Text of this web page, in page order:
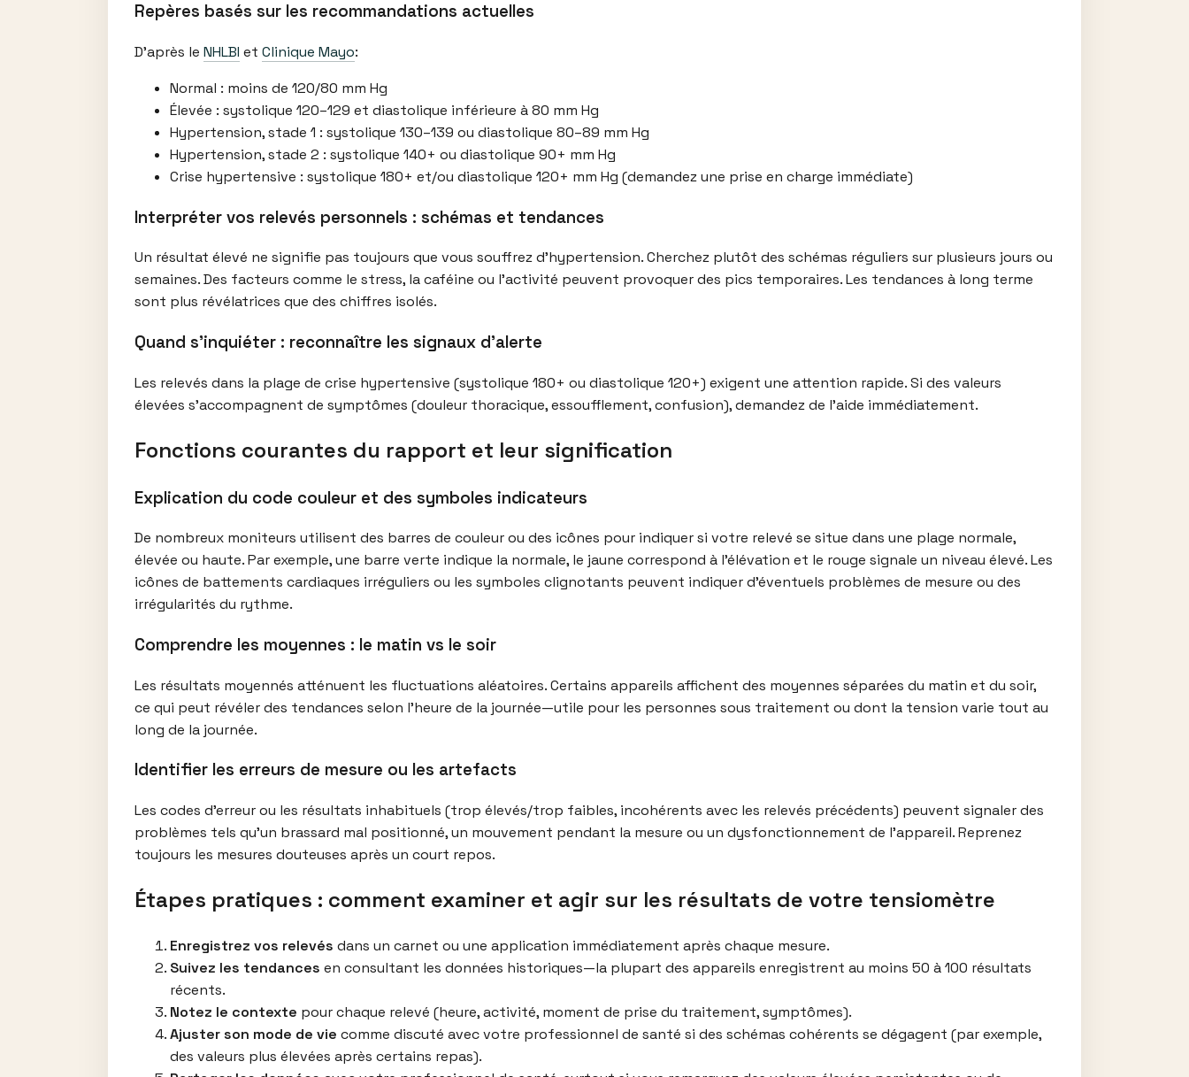
Repères basés sur les recommandations actuelles
D’après le NHLBI et Clinique Mayo:
Normal : moins de 120/80 mm Hg
Élevée : systolique 120–129 et diastolique inférieure à 80 mm Hg
Hypertension, stade 1 : systolique 130–139 ou diastolique 80–89 mm Hg
Hypertension, stade 2 : systolique 140+ ou diastolique 90+ mm Hg
Crise hypertensive : systolique 180+ et/ou diastolique 120+ mm Hg (demandez une prise en charge immédiate)
Interpréter vos relevés personnels : schémas et tendances
Un résultat élevé ne signifie pas toujours que vous souffrez d’hypertension. Cherchez plutôt des schémas réguliers sur plusieurs jours ou
semaines. Des facteurs comme le stress, la caféine ou l’activité peuvent provoquer des pics temporaires. Les tendances à long terme
sont plus révélatrices que des chiffres isolés.
Quand s’inquiéter : reconnaître les signaux d’alerte
Les relevés dans la plage de crise hypertensive (systolique 180+ ou diastolique 120+) exigent une attention rapide. Si des valeurs
élevées s’accompagnent de symptômes (douleur thoracique, essoufflement, confusion), demandez de l’aide immédiatement.
Fonctions courantes du rapport et leur signification
Explication du code couleur et des symboles indicateurs
De nombreux moniteurs utilisent des barres de couleur ou des icônes pour indiquer si votre relevé se situe dans une plage normale,
élevée ou haute. Par exemple, une barre verte indique la normale, le jaune correspond à l’élévation et le rouge signale un niveau élevé. Les
icônes de battements cardiaques irréguliers ou les symboles clignotants peuvent indiquer d’éventuels problèmes de mesure ou des
irrégularités du rythme.
Comprendre les moyennes : le matin vs le soir
Les résultats moyennés atténuent les fluctuations aléatoires. Certains appareils affichent des moyennes séparées du matin et du soir,
ce qui peut révéler des tendances selon l’heure de la journée—utile pour les personnes sous traitement ou dont la tension varie tout au
long de la journée.
Identifier les erreurs de mesure ou les artefacts
Les codes d’erreur ou les résultats inhabituels (trop élevés/trop faibles, incohérents avec les relevés précédents) peuvent signaler des
problèmes tels qu’un brassard mal positionné, un mouvement pendant la mesure ou un dysfonctionnement de l’appareil. Reprenez
toujours les mesures douteuses après un court repos.
Étapes pratiques : comment examiner et agir sur les résultats de votre tensiomètre
Enregistrez vos relevés dans un carnet ou une application immédiatement après chaque mesure.
Suivez les tendances en consultant les données historiques—la plupart des appareils enregistrent au moins 50 à 100 résultats
récents.
Notez le contexte pour chaque relevé (heure, activité, moment de prise du traitement, symptômes).
Ajuster son mode de vie comme discuté avec votre professionnel de santé si des schémas cohérents se dégagent (par exemple,
des valeurs plus élevées après certains repas).